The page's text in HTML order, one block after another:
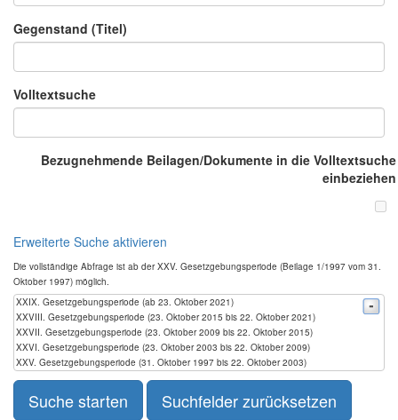
Gegenstand (Titel)
Volltextsuche
Bezugnehmende Beilagen/Dokumente in die Volltextsuche
einbeziehen
Erweiterte Suche aktivieren
Die vollständige Abfrage ist ab der XXV. Gesetzgebungsperiode (Beilage 1/1997 vom 31.
Oktober 1997) möglich.
XXIX. Gesetzgebungsperiode (ab 23. Oktober 2021)
XXVIII. Gesetzgebungsperiode (23. Oktober 2015 bis 22. Oktober 2021)
XXVII. Gesetzgebungsperiode (23. Oktober 2009 bis 22. Oktober 2015)
XXVI. Gesetzgebungsperiode (23. Oktober 2003 bis 22. Oktober 2009)
XXV. Gesetzgebungsperiode (31. Oktober 1997 bis 22. Oktober 2003)